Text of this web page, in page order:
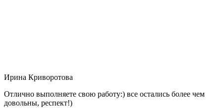
Ирина Криворотова
Отлично выполняете свою работу:) все остались более чем
довольны, респект!)